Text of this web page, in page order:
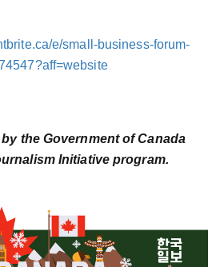
e/small-business-forum-
the Government of Canada
Initiative program.